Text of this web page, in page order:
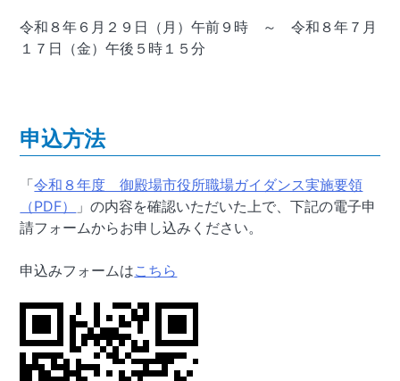
令和８年６月２９日（月）午前９時 ～ 令和８年７月
１７日（金）午後５時１５分
申込方法
「令和８年度 御殿場市役所職場ガイダンス実施要領
（PDF）
」の内容を確認いただいた上で、下記の電子申
請フォームからお申し込みください。
申込みフォームはこちら